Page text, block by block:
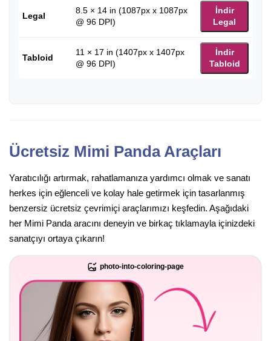
Legal
8.5 × 14 in (1087px x 1087px
@ 96 DPI)
İndir
Legal
Tabloid
11 × 17 in (1407px x 1407px
@ 96 DPI)
İndir
Tabloid
Ücretsiz Mimi Panda Araçları
Yaratıcılığı artırmak, rahatlamanıza yardımcı olmak ve sanatı
herkes için eğlenceli ve kolay hale getirmek için tasarlanmış
benzersiz ücretsiz çevrimiçi araçlarımızı keşfedin. Aşağıdaki
her Mimi Panda aracını deneyin ve birkaç tıklamayla içinizdeki
sanatçıyı ortaya çıkarın!
photo-into-coloring-page